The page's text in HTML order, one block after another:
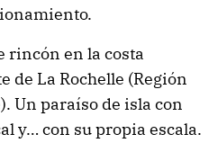
rincón en la costa
de La Rochelle (Región
Un paraíso de isla con
y… con su propia escala.